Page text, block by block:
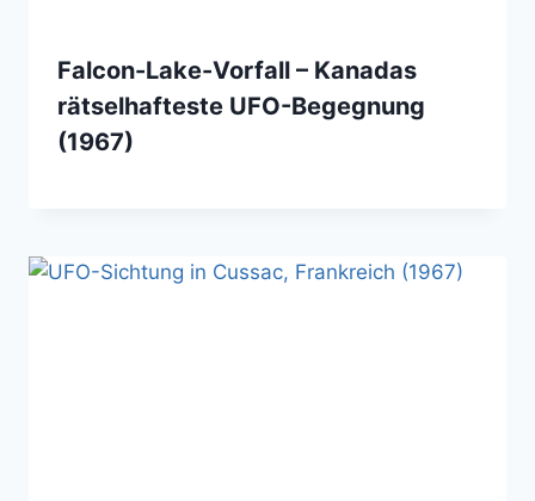
Falcon-Lake-Vorfall – Kanadas
rätselhafteste UFO-Begegnung
(1967)